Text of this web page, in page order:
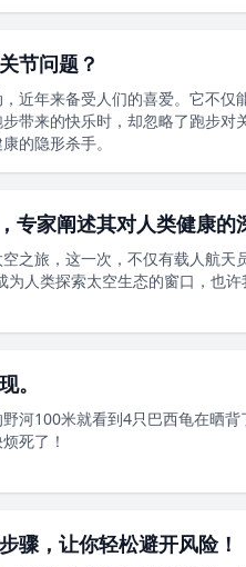
节问题？
近年来备受人们的喜爱。它不仅
带来的快乐时，却忽略了跑步对
的隐形杀手。
专家阐述其对人类健康的
之旅，这一次，不仅有载人航天
人类探索太空生态的窗口，也
。
河100米就看到4只巴西龟在晒
死了！
骤，让你轻松避开风险！